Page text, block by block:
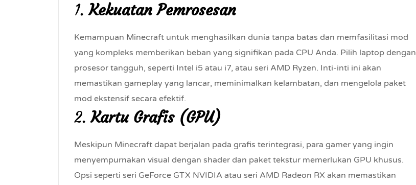
1.Kekuatan Pemrosesan
Kemampuan Minecraft untuk menghasilkan dunia tanpa batas dan memfasilitasi mod
yang kompleks memberikan beban yang signifikan pada CPU Anda. Pilih laptop dengan
prosesor tangguh, seperti Intel i5 atau i7, atau seri AMD Ryzen. Inti-inti ini akan
memastikan gameplay yang lancar, meminimalkan kelambatan, dan mengelola paket
mod ekstensif secara efektif.
2.Kartu Grafis (GPU)
Meskipun Minecraft dapat berjalan pada grafis terintegrasi, para gamer yang ingin
menyempurnakan visual dengan shader dan paket tekstur memerlukan GPU khusus.
Opsi seperti seri GeForce GTX NVIDIA atau seri AMD Radeon RX akan memastikan